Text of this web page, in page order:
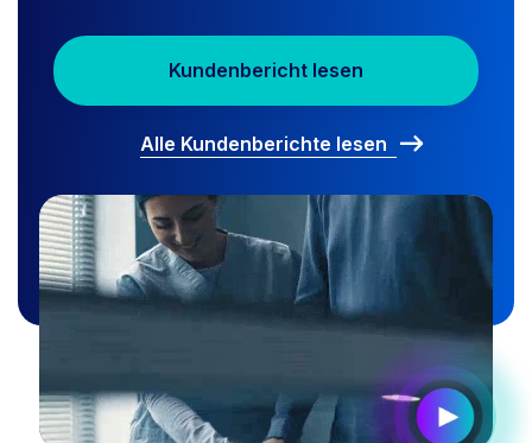
Kundenbericht lesen
Alle Kundenberichte lesen